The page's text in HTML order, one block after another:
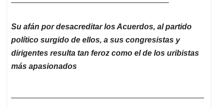
Su afán por desacreditar los Acuerdos, al partido
político surgido de ellos, a sus congresistas y
dirigentes resulta tan feroz como el de los uribistas
más apasionados